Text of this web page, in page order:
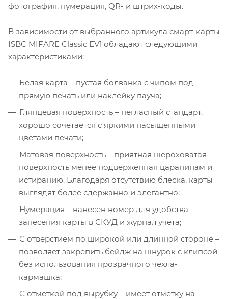
фотография, нумерация, QR- и штрих-коды.
В зависимости от выбранного артикула смарт-карты
ISBC MIFARE Classic EV1 обладают следующими
характеристиками:
Белая карта – пустая болванка с чипом под
прямую печать или наклейку пауча;
Глянцевая поверхность – негласный стандарт,
хорошо сочетается с яркими насыщенными
цветами печати;
Матовая поверхность – приятная шероховатая
поверхность менее подверженная царапинам и
истиранию. Благодаря отсутствию блеска, карты
выглядят более сдержанно и элегантно;
Нумерация – нанесен номер для удобства
занесения карты в СКУД и журнал учета;
С отверстием по широкой или длинной стороне –
позволяет закрепить бейдж на шнурок с клипсой
без использования прозрачного чехла-
кармашка;
С отметкой под вырубку – имеет отметку на